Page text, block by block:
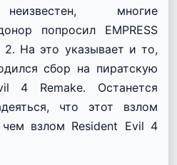
многие
попросил EMPRESS
2. На это указывает и то,
сбор на пиратскую
4 Remake. Останется
что этот взлом
взлом Resident Evil 4